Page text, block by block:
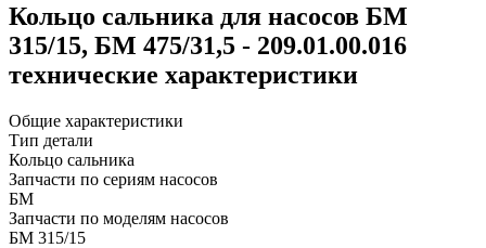
Кольцо сальника для насосов БМ
315/15, БМ 475/31,5 - 209.01.00.016
технические характеристики
Общие характеристики
Тип детали
Кольцо сальника
Запчасти по сериям насосов
БМ
Запчасти по моделям насосов
БМ 315/15